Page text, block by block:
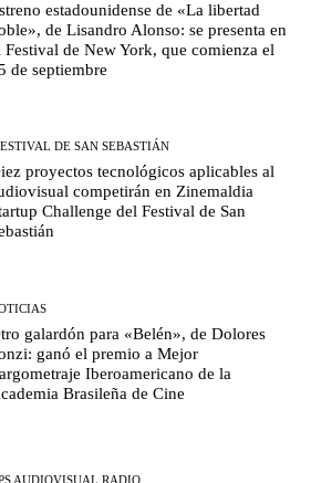
estadounidense de «La libertad
de Lisandro Alonso: se presenta en
Festival de New York, que comienza el
de septiembre
DE SAN SEBASTIÁN
proyectos tecnológicos aplicables al
competirán en Zinemaldia
Challenge del Festival de San
galardón para «Belén», de Dolores
ganó el premio a Mejor
Iberoamericano de la
Brasileña de Cine
AUDIOVISUAL RADIO